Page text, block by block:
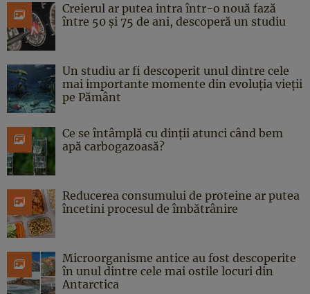
Creierul ar putea intra într-o nouă fază
între 50 și 75 de ani, descoperă un studiu
Un studiu ar fi descoperit unul dintre cele
mai importante momente din evoluția vieții
pe Pământ
Ce se întâmplă cu dinții atunci când bem
apă carbogazoasă?
Reducerea consumului de proteine ar putea
încetini procesul de îmbătrânire
Microorganisme antice au fost descoperite
în unul dintre cele mai ostile locuri din
Antarctica